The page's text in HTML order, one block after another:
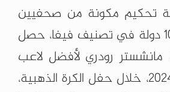
تحكيم مكونة من صحفيين
يمثلون أفضل 100 دولة في تصنيف فيفا، حصل
رودري لأفضل لاعب
في العالم لعام 2024، خلال حفل الكرة الذهبية،